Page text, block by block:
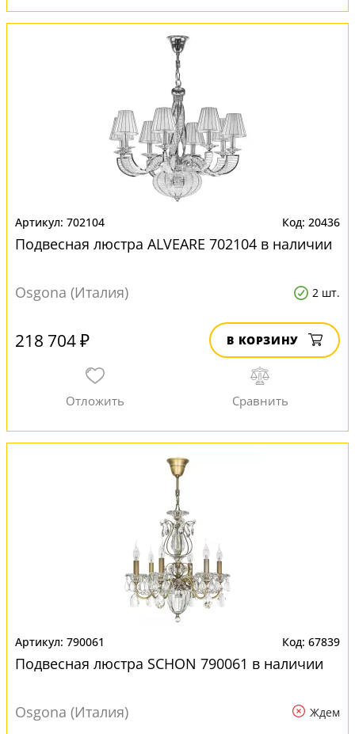
702104 20436
Подвесная люстра ALVEARE 702104 в наличии
Osgona (Италия) 2 шт.
218 704 ₽ В КОРЗИНУ
790061 67839
Подвесная люстра SCHON 790061 в наличии
Osgona (Италия) Ждем